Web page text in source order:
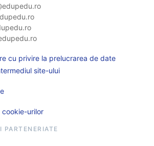
cu privire la prelucrarea de date
site-ului
cookie-urilor
PARTENERIATE